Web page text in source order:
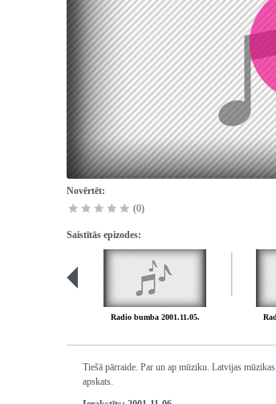
Novērtēt:
(0)
Saistītās epizodes:
Radio bumba 2001.11.05.
Tiešā pārraide. Par un ap mūziku. Latvijas
apskats.